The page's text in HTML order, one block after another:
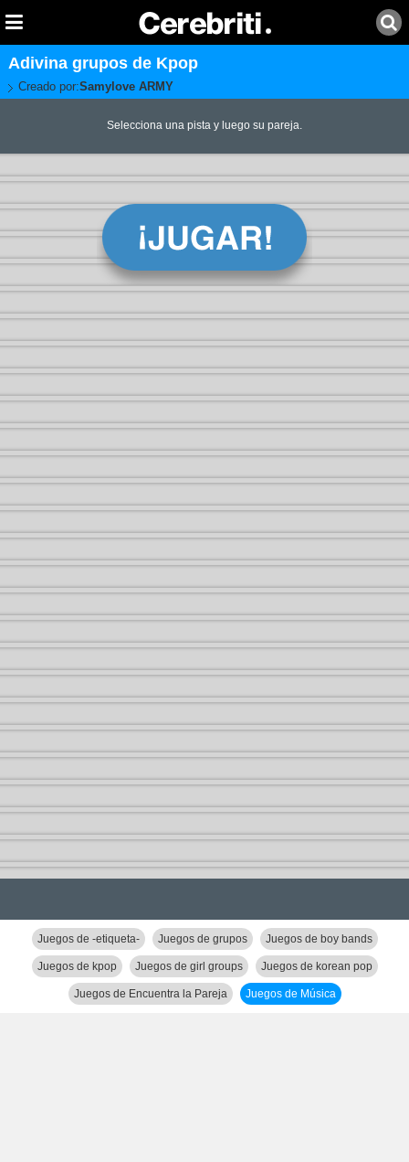
Adivina grupos de Kpop
Creado por:Samylove ARMY
Selecciona una pista y luego su pareja.
Juegos de -etiqueta- Juegos de grupos Juegos de boy bands
Juegos de kpop Juegos de girl groups Juegos de korean pop
Juegos de Encuentra la Pareja Juegos de Música